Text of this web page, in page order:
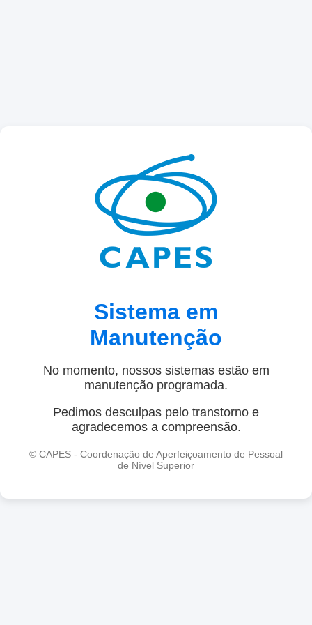
Sistema em
Manutenção
No momento, nossos sistemas estão em
manutenção programada.
Pedimos desculpas pelo transtorno e
agradecemos a compreensão.
© CAPES - Coordenação de Aperfeiçoamento de Pessoal
de Nível Superior